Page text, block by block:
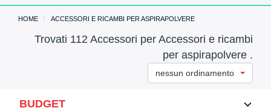
HOME ACCESSORI E RICAMBI PER ASPIRAPOLVERE
Trovati 112 Accessori per Accessori e ricambi
per aspirapolvere .
nessun ordinamento
BUDGET